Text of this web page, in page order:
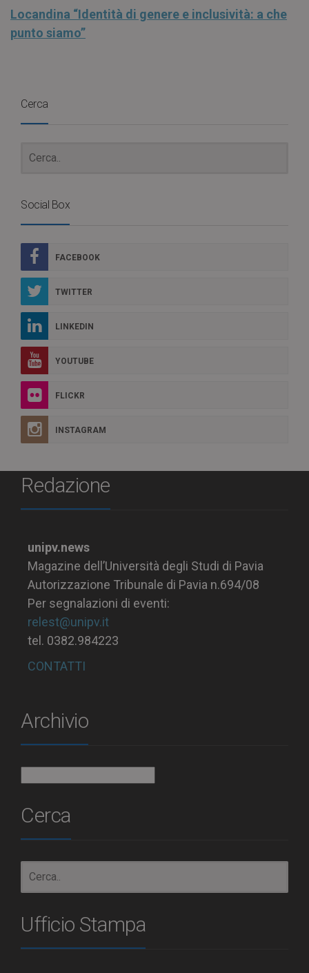
Locandina “Identità di genere e inclusività: a che
punto siamo”
Cerca
Social Box
FACEBOOK
TWITTER
LINKEDIN
YOUTUBE
FLICKR
INSTAGRAM
Redazione
unipv.news
Magazine dell’Università degli Studi di Pavia
Autorizzazione Tribunale di Pavia n.694/08
Per segnalazioni di eventi:
relest@unipv.it
tel. 0382.984223
CONTATTI
Archivio
Cerca
Ufficio Stampa